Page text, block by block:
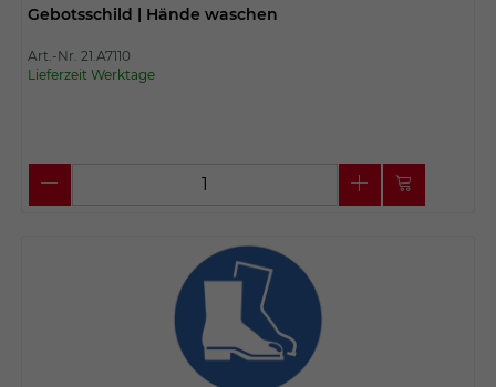
Gebotsschild | Hände waschen
Art.-Nr. 21.A7110
Lieferzeit Werktage